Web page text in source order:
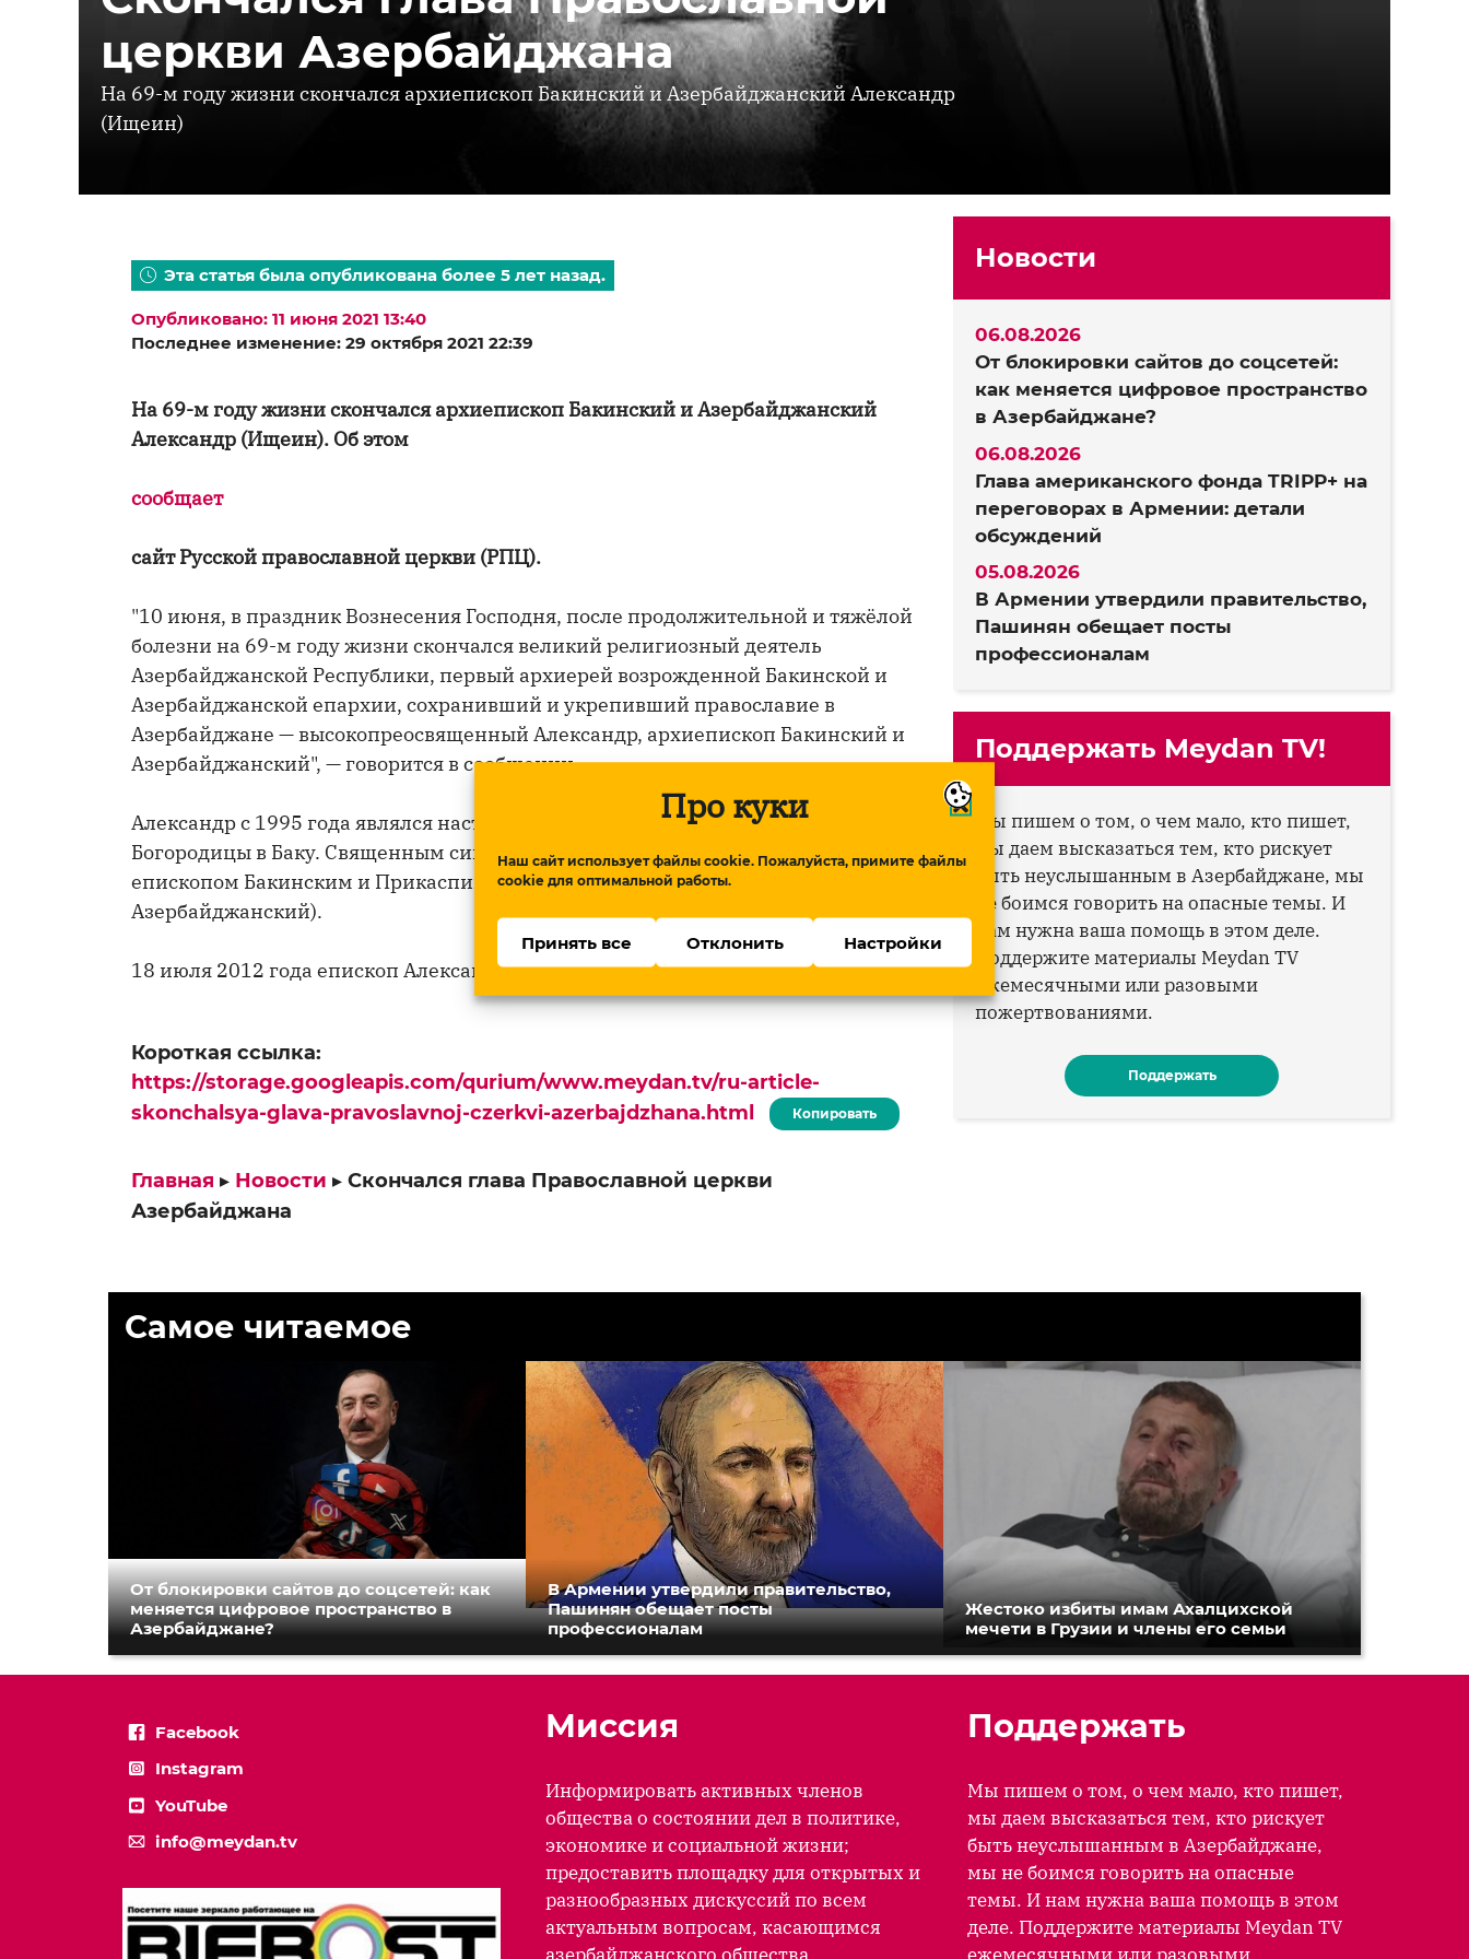
Про куки
Наш сайт использует файлы cookie. Пожалуйста, примите файлы
cookie для оптимальной работы.
Принять все Отклонить Настройки
церкви Азербайджана
На 69-м году жизни скончался архиепископ Бакинский и Азербайджанский Александр
(Ищеин)
Эта статья была опубликована более 5 лет назад.
Опубликовано: 11 июня 2021 13:40
Последнее изменение: 29 октября 2021 22:39
На 69-м году жизни скончался архиепископ Бакинский и Азербайджанский
Александр (Ищеин). Об этом
сообщает
сайт Русской православной церкви (РПЦ).
"10 июня, в праздник Вознесения Господня, после продолжительной и тяжёлой
болезни на 69-м году жизни скончался великий религиозный деятель
Азербайджанской Республики, первый архиерей возрожденной Бакинской и
Азербайджанской епархии, сохранивший и укрепивший православие в
Азербайджане — высокопреосвященный Александр, архиепископ Бакинский и
Азербайджанский", — говорится в сообщении.
Александр с 1995 года являлся настоятелем в кафедральном соборе Рождества
Богородицы в Баку. Священным синодом РПЦ 28 декабря 1998 года был избран
епископом Бакинским и Прикаспийским (с 2011 года — епископ Бакинский и
Азербайджанский).
18 июля 2012 года епископ Александр был возведен в сан архиепископа.
Короткая ссылка:
https://storage.googleapis.com/qurium/www.meydan.tv/ru-article-
skonchalsya-glava-pravoslavnoj-czerkvi-azerbajdzhana.html
Копировать
Главная ▸ Новости ▸ Скончался глава Православной церкви
Азербайджана
Новости
От блокировки сайтов до соцсетей:
как меняется цифровое пространство
в Азербайджане?
06.08.2026
Глава американского фонда TRIPP+ на
переговорах в Армении: детали
обсуждений
06.08.2026
В Армении утвердили правительство,
Пашинян обещает посты
профессионалам
05.08.2026
Поддержать Meydan TV!
Мы пишем о том, о чем мало, кто пишет,
мы даем высказаться тем, кто рискует
быть неуслышанным в Азербайджане, мы
не боимся говорить на опасные темы. И
нам нужна ваша помощь в этом деле.
Поддержите материалы Meydan TV
ежемесячными или разовыми
пожертвованиями.
Поддержать
Самое читаемое
От блокировки сайтов до соцсетей: как
меняется цифровое пространство в
Азербайджане?
В Армении утвердили правительство,
Пашинян обещает посты
профессионалам
Жестоко избиты имам Ахалцихской
мечети в Грузии и члены его семьи
Facebook
Instagram
YouTube
info@meydan.tv
Миссия
Информировать активных членов
общества о состоянии дел в политике,
экономике и социальной жизни;
предоставить площадку для открытых и
разнообразных дискуссий по всем
актуальным вопросам, касающимся
Поддержать
Мы пишем о том, о чем мало, кто пишет,
мы даем высказаться тем, кто рискует
быть неуслышанным в Азербайджане,
мы не боимся говорить на опасные
темы. И нам нужна ваша помощь в этом
деле. Поддержите материалы Meydan TV